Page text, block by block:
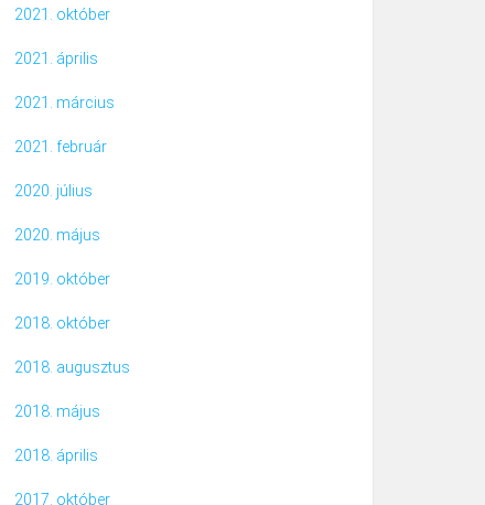
2021. október
2021. április
2021. március
2021. február
2020. július
2020. május
2019. október
2018. október
2018. augusztus
2018. május
2018. április
2017. október